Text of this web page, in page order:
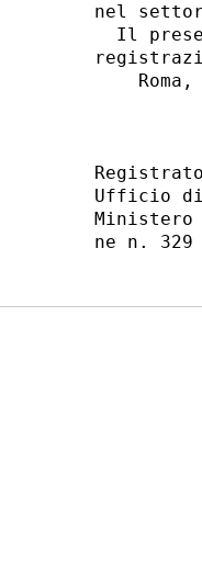
nel
Il
Roma,
Ufficio